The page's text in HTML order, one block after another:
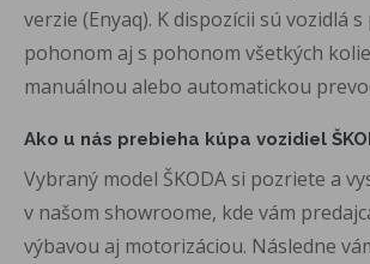
verzie (Enyaq). K dispozícii sú vozidlá
pohonom aj s pohonom všetkých
manuálnou alebo automatickou
Ako u nás prebieha kúpa vozidiel
Vybraný model ŠKODA si pozriete a
v našom showroome, kde vám
výbavou aj motorizáciou. Následne